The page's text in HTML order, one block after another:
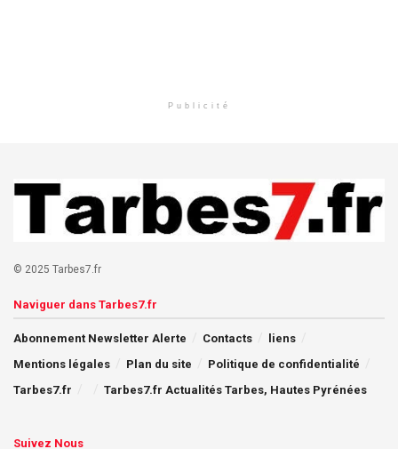
Publicité
© 2025 Tarbes7.fr
Naviguer dans Tarbes7.fr
Abonnement Newsletter Alerte Contacts
liens
Mentions légales
Plan du site
Politique de confidentialité
Tarbes7.fr
Tarbes7.fr Actualités Tarbes, Hautes Pyrénées
Suivez Nous